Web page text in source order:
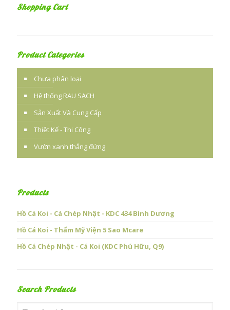
Shopping Cart
Product Categories
Chưa phân loại
Hệ thống RAU SẠCH
Sản Xuất Và Cung Cấp
Thiêt Kế - Thi Công
Vườn xanh thẳng đứng
Products
Hồ Cá Koi - Cá Chép Nhật - KDC 434 Bình Dương
Hồ Cá Koi - Thẩm Mỹ Viện 5 Sao Mcare
Hồ Cá Chép Nhật - Cá Koi (KDC Phú Hữu, Q9)
Search Products